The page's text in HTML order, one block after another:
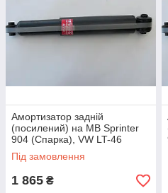
Амортизатор задній
(посилений) на MB Sprinter
904 (Спарка), VW LT-46
1996-2006 — Kayaba —
344409
Під замовлення
1 865 ₴